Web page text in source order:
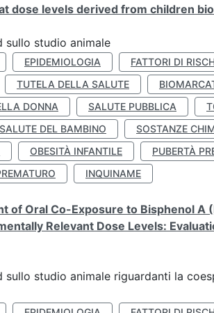
dose levels derived from children
sullo studio animale
EPIDEMIOLOGIA FATTORI DI
TUTELA DELLA SALUTE
DONNA SALUTE PUBBLICA
SALUTE DEL BAMBINO SOSTANZE
OBESITÀ INFANTILE PUBERTÀ
INQUINAME
of Oral Co-Exposure to Bisphenol A
Relevant Dose Levels:
sullo studio animale riguardanti la